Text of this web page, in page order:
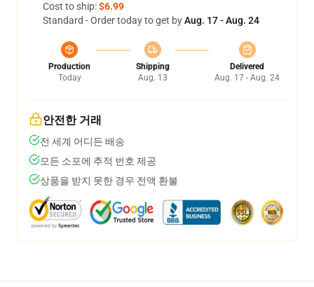
Cost to ship:$6.99
Standard - Order today to get byAug. 17 - Aug. 24
Production
Today
Shipping
Aug. 13
Delivered
Aug. 17 - Aug. 24
안전한 거래
전 세계 어디든 배송
모든 소포에 추적 번호 제공
상품을 받지 못한 경우 전액 환불